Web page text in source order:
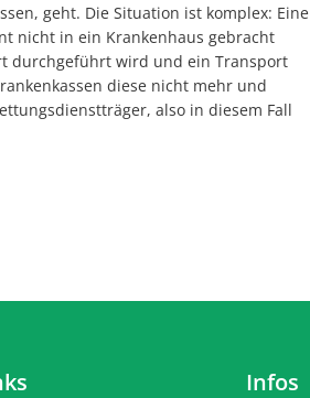
geht. Die Situation ist komplex: Eine
nicht in ein Krankenhaus gebracht
durchgeführt wird und ein Transport
diese nicht mehr und
also in diesem Fall
Infos